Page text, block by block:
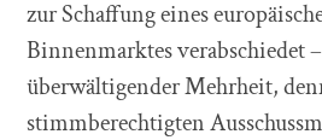
zur Schaffung eines
Binnenmarktes verabschiedet
überwältigender Mehrheit,
stimmberechtigten